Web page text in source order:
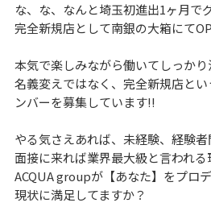
な、な、なんと埼玉初進出1ヶ月で
完全新規店として南銀の大箱にて
本気で楽しみながら働いてしっかり
名義変えではなく、完全新規店と
ンバーを募集しています!!
やる気さえあれば、未経験、経験者
面接に来れば業界最大級と言われる
ACQUA groupが【あなた】をプロ
現状に満足してますか？